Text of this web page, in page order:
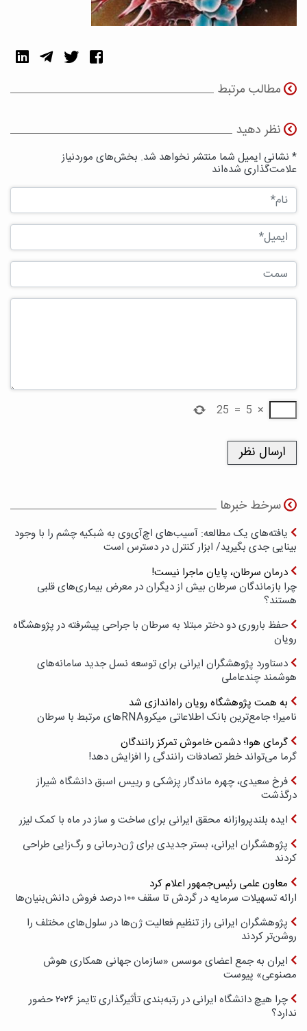
مطالب مرتبط
نظر دهید
* نشانی ایمیل شما منتشر نخواهد شد. بخش‌های موردنیاز
علامت‌گذاری شده‌اند
×
5
=
25
سرخط خبرها
یافته‌های یک مطالعه: آسیب‌های اچ‌آی‌وی به شبکیه چشم را با وجود
بینایی جدی بگیرید/ ابزار کنترل در دسترس است
درمان سرطان، پایان ماجرا نیست!
چرا بازماندگان سرطان بیش از دیگران در معرض بیماری‌های قلبی
هستند؟
حفظ باروری دو دختر مبتلا به سرطان با جراحی پیشرفته در پژوهشگاه
رویان
دستاورد پژوهشگران ایرانی برای توسعه نسل جدید سامانه‌های
هوشمند چندعاملی
به همت پژوهشگاه رویان راه‌اندازی شد
نامیرا؛ جامع‌ترین بانک اطلاعاتی میکروRNAهای مرتبط با سرطان
گرمای هوا؛ دشمن خاموش تمرکز رانندگان
گرما می‌تواند خطر تصادفات رانندگی را افزایش دهد!
فرخ سعیدی، چهره ماندگار پزشکی و رییس اسبق دانشگاه شیراز
درگذشت
ایده بلندپروازانه محقق ایرانی برای ساخت و ساز در ماه با کمک لیزر
پژوهشگران ایرانی، بستر جدیدی برای ژن‌درمانی و رگ‌زایی طراحی
کردند
معاون علمی رئیس‌جمهور اعلام کرد
ارائه تسهیلات سرمایه در گردش تا سقف ۱۰۰ درصد فروش دانش‌بنیان‌ها
پژوهشگران ایرانی راز تنظیم فعالیت ژن‌ها در سلول‌های مختلف را
روشن‌تر کردند
ایران به جمع اعضای موسس «سازمان جهانی همکاری هوش
مصنوعی» پیوست
چرا هیچ دانشگاه ایرانی در رتبه‌بندی تأثیرگذاری تایمز ۲۰۲۶ حضور
ندارد؟